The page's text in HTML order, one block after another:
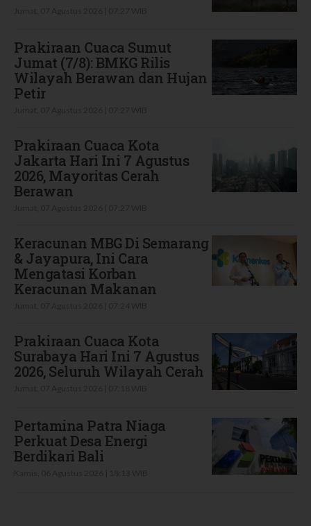
Prakiraan Cuaca Sumut
Jumat (7/8): BMKG Rilis
Wilayah Berawan dan Hujan
Petir
Prakiraan Cuaca Kota
Jakarta Hari Ini 7 Agustus
2026, Mayoritas Cerah
Berawan
Keracunan MBG Di Semarang
& Jayapura, Ini Cara
Mengatasi Korban
Keracunan Makanan
Prakiraan Cuaca Kota
Surabaya Hari Ini 7 Agustus
2026, Seluruh Wilayah Cerah
Pertamina Patra Niaga
Perkuat Desa Energi
Berdikari Bali